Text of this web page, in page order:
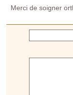
Merci de soigner